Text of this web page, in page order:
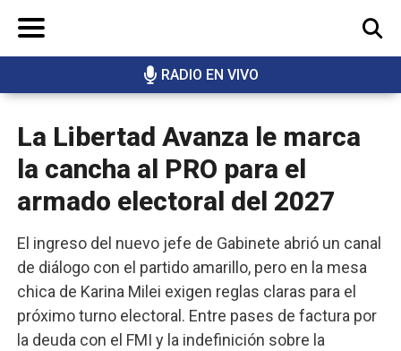
RADIO EN VIVO
BUSCAR
La Libertad Avanza le marca
la cancha al PRO para el
armado electoral del 2027
El ingreso del nuevo jefe de Gabinete abrió un canal
de diálogo con el partido amarillo, pero en la mesa
chica de Karina Milei exigen reglas claras para el
próximo turno electoral. Entre pases de factura por
la deuda con el FMI y la indefinición sobre la